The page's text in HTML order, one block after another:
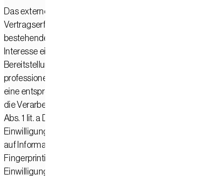
Das externe Hosting erfolgt zum Zwecke der
Vertragserfüllung gegenüber unseren potenziellen und
bestehenden Kunden (Art. 6 Abs. 1 lit. b DSGVO) und im
Interesse einer sicheren, schnellen und effizienten
Bereitstellung unseres Online-Angebots durch einen
professionellen Anbieter (Art. 6 Abs. 1 lit. f DSGVO). Sofern
eine entsprechende Einwilligung abgefragt wurde, erfolgt
die Verarbeitung ausschließlich auf Grundlage von Art. 6
Abs. 1 lit. a DSGVO und § 25 Abs. 1 TDDDG, soweit die
Einwilligung die Speicherung von Cookies oder den Zugriff
auf Informationen im Endgerät des Nutzers (z. B. Device-
Fingerprinting) im Sinne des TDDDG umfasst. Die
Einwilligung ist jederzeit widerrufbar.